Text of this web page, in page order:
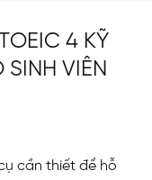
4 KỸ
SINH VIÊN
cần thiết để hỗ